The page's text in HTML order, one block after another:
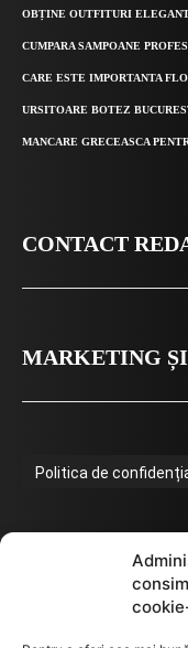
OBȚINE OUTFITURI
CUMPARA SAMPOANE
CARE ESTE IMPORTANTA
URSITOARE BOTEZ
MANCARE GRECEASCA
CONTACT
MARKETING
Politica de
Termeni de utilizare